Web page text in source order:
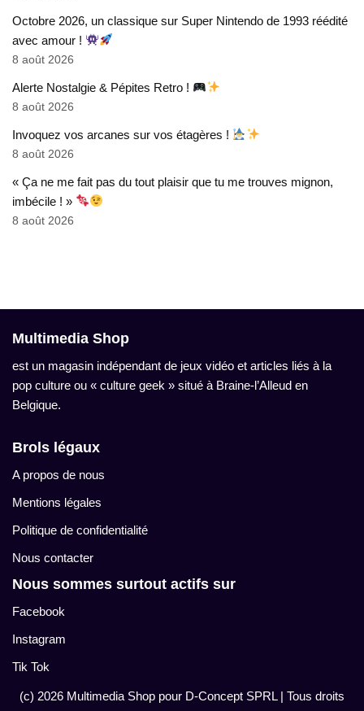
Octobre 2026, un classique sur Super Nintendo de 1993 réédité
avec amour !
8 août 2026
Alerte Nostalgie & Pépites Retro !
8 août 2026
Invoquez vos arcanes sur vos étagères !
8 août 2026
« Ça ne me fait pas du tout plaisir que tu me trouves mignon,
imbécile ! »
8 août 2026
Multimedia Shop
est un magasin indépendant de jeux vidéo et articles liés à la
pop culture ou « culture geek » situé à Braine-l’Alleud en
Belgique.
Brols légaux
A propos de nous
Mentions légales
Politique de confidentialité
Nous contacter
Nous sommes surtout actifs sur
Facebook
Instagram
Tik Tok
(c) 2026 Multimedia Shop pour D-Concept SPRL| Tous droits